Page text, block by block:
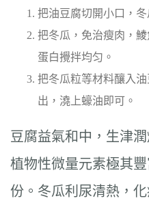
把油豆腐切開小口，
把冬瓜，免治瘦肉，
蛋白攪拌均匀。
把冬瓜粒等材料釀入
出，澆上蠔油即可。
豆腐益氣和中，生津
植物性微量元素極其
份。冬瓜利尿清熱，化